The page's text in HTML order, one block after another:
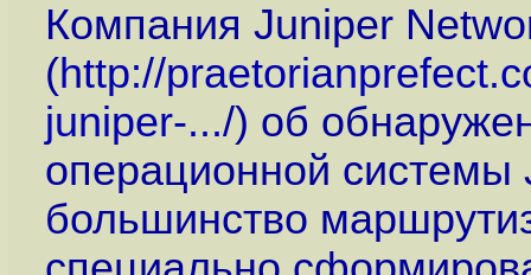
Компания Juniper
(http://
juniper-.../) об
операционной системы
большинство